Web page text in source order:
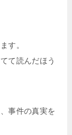
す。
て読んだほう
事件の真実を